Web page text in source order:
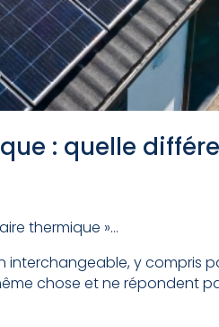
: quelle
thermique »…
interchangeable, y compris
chose et ne répondent